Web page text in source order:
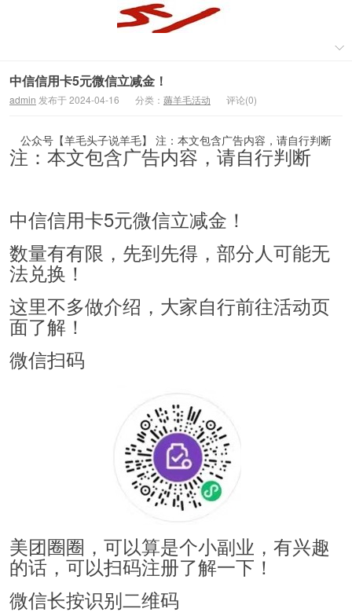
中信信用卡5元微信立减金！
admin 发布于 2024-04-16 分类： 薅羊毛活动 评论(0)
公众号【羊毛头子说羊毛】 注：本文包含广告内容，请自行判断
注：本文包含广告内容，请自行判断
中信信用卡5元微信立减金！
数量有有限，先到先得，部分人可能无
法兑换！
这里不多做介绍，大家自行前往活动页
面了解！
微信扫码
美团圈圈，可以算是个小副业，有兴趣
的话，可以扫码注册了解一下！
微信长按识别二维码